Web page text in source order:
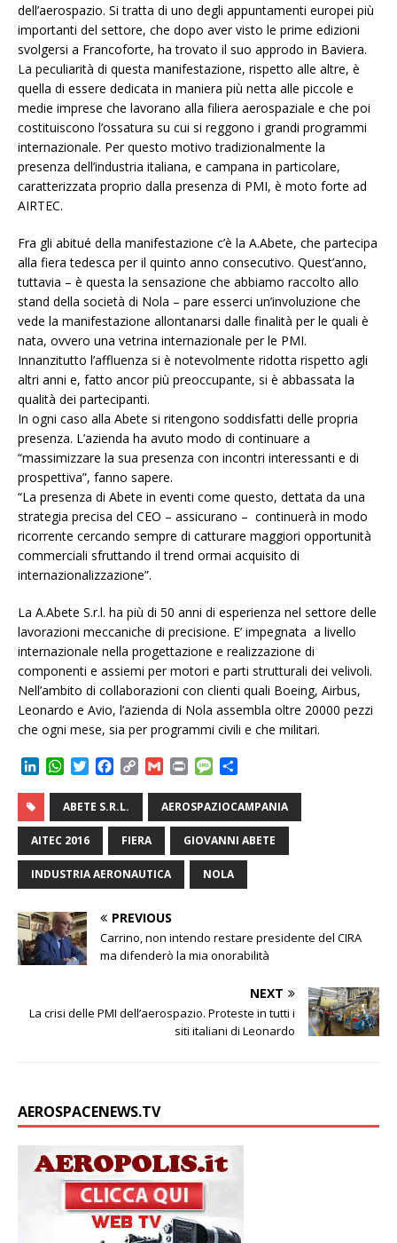
dell’aerospazio. Si tratta di uno degli appuntamenti europei più
importanti del settore, che dopo aver visto le prime edizioni
svolgersi a Francoforte, ha trovato il suo approdo in Baviera.
La peculiarità di questa manifestazione, rispetto alle altre, è
quella di essere dedicata in maniera più netta alle piccole e
medie imprese che lavorano alla filiera aerospaziale e che poi
costituiscono l’ossatura su cui si reggono i grandi programmi
internazionale. Per questo motivo tradizionalmente la
presenza dell’industria italiana, e campana in particolare,
caratterizzata proprio dalla presenza di PMI, è moto forte ad
AIRTEC.
Fra gli abitué della manifestazione c’è la A.Abete, che partecipa
alla fiera tedesca per il quinto anno consecutivo. Quest’anno,
tuttavia – è questa la sensazione che abbiamo raccolto allo
stand della società di Nola – pare esserci un’involuzione che
vede la manifestazione allontanarsi dalle finalità per le quali è
nata, ovvero una vetrina internazionale per le PMI.
Innanzitutto l’affluenza si è notevolmente ridotta rispetto agli
altri anni e, fatto ancor più preoccupante, si è abbassata la
qualità dei partecipanti.
In ogni caso alla Abete si ritengono soddisfatti delle propria
presenza. L’azienda ha avuto modo di continuare a
“massimizzare la sua presenza con incontri interessanti e di
prospettiva”, fanno sapere.
“La presenza di Abete in eventi come questo, dettata da una
strategia precisa del CEO – assicurano – continuerà in modo
ricorrente cercando sempre di catturare maggiori opportunità
commerciali sfruttando il trend ormai acquisito di
internazionalizzazione”.
La A.Abete S.r.l. ha più di 50 anni di esperienza nel settore delle
lavorazioni meccaniche di precisione. E’ impegnata a livello
internazionale nella progettazione e realizzazione di
componenti e assiemi per motori e parti strutturali dei velivoli.
Nell’ambito di collaborazioni con clienti quali Boeing, Airbus,
Leonardo e Avio, l’azienda di Nola assembla oltre 20000 pezzi
che ogni mese, sia per programmi civili e che militari.
k
e
d
I
n
W
a
t
s
A
p
p
T
i
t
t
e
r
c
e
o
o
k
y
L
i
n
k
G
a
i
i
n
t
M
s
s
a
g
e
n
d
i
v
d
ABETE S.R.L. AEROSPAZIOCAMPANIA
AITEC 2016 FIERA GIOVANNI ABETE
INDUSTRIA AERONAUTICA NOLA
PREVIOUS
Carrino, non intendo restare presidente del CIRA
ma difenderò la mia onorabilità
NEXT
La crisi delle PMI dell’aerospazio. Proteste in tutti i
siti italiani di Leonardo
AEROSPACENEWS.TV